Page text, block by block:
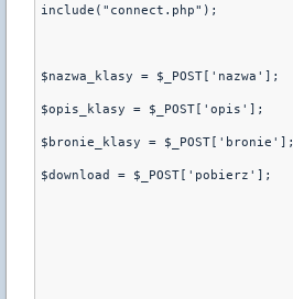
include("connect.php");
$nazwa_klasy = $_POST['nazwa'];
$opis_klasy = $_POST['opis'];
$bronie_klasy = $_POST['bronie'];
$download = $_POST['pobierz'];